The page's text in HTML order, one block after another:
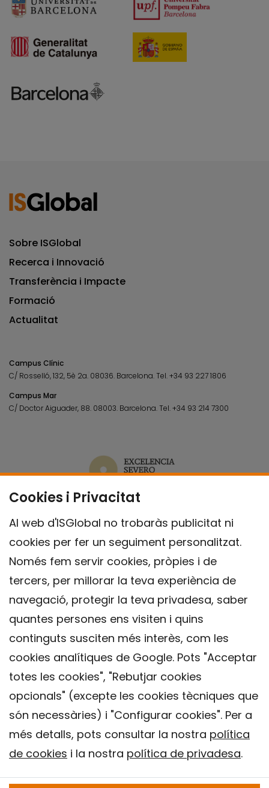
Cookies i Privacitat
Al web d'ISGlobal no trobaràs publicitat ni
cookies per fer un seguiment personalitzat.
Només fem servir cookies, pròpies i de
tercers, per millorar la teva experiència de
navegació, protegir la teva privadesa, saber
quantes persones ens visiten i quins
continguts susciten més interès, com les
cookies analítiques de Google. Pots "Acceptar
totes les cookies", "Rebutjar cookies
opcionals" (excepte les cookies tècniques que
són necessàries) i "Configurar cookies". Per a
més detalls, pots consultar la nostra política
de cookies i la nostra política de privadesa.
Sobre ISGlobal
Recerca i Innovació
Transferència i Impacte
Formació
Actualitat
Campus Clínic
C/ Rosselló, 132, 5è 2a. 08036. Barcelona.Tel.+34 93 227 1806
Campus Mar
C/ Doctor Aiguader, 88. 08003. Barcelona.Tel.+34 93 214 7300
Contacte
Política de privacitat
Política de Cookies
Institut de Salut Global de Barcelona (ISGlobal), 2018.